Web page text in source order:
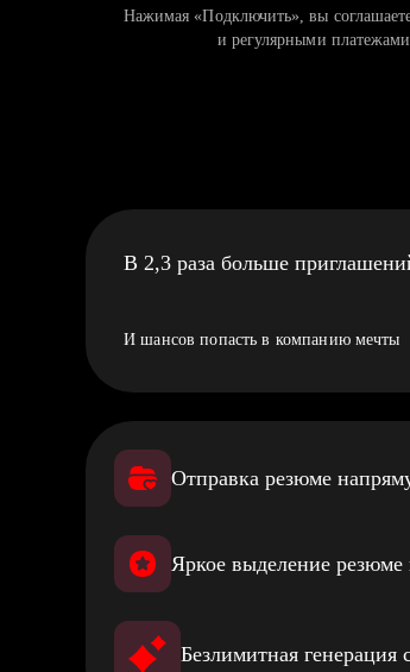
Нажимая «Подключить», вы
и регулярными платежами
В 2,3 раза больше
И шансов попасть в компанию мечты
Отправка резюме
Яркое выделение резюме
Безлимитная генерация